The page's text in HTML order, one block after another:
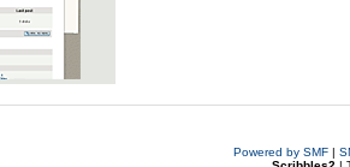
Powered by SMF|